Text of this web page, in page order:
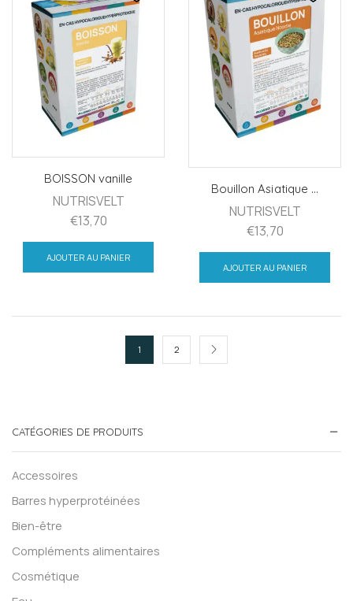
BOISSON vanille
NUTRISVELT
€13,70
AJOUTER AU PANIER
Bouillon Asiatique ...
NUTRISVELT
€13,70
AJOUTER AU PANIER
1 2
CATÉGORIES DE PRODUITS
Accessoires
Barres hyperprotéinées
Bien-être
Compléments alimentaires
Cosmétique